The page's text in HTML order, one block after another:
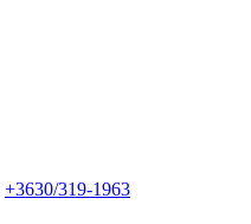
+3630/319-1963